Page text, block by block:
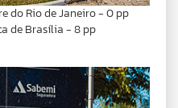
do Rio de Janeiro - 0 pp
de Brasília - 8 pp